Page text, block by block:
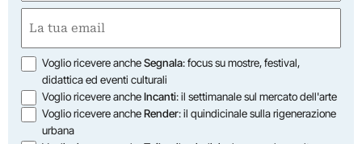
First
(Required)
Opzioni
Voglio ricevere ancheSegnala: focus su mostre, festival,
didattica ed eventi culturali
Voglio ricevere ancheIncanti: il settimanale sul mercato dell'arte
Voglio ricevere ancheRender: il quindicinale sulla rigenerazione
urbana